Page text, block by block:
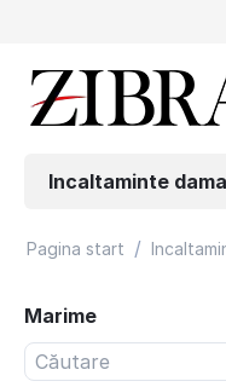
Incaltaminte dama
Pagina start /
Marime